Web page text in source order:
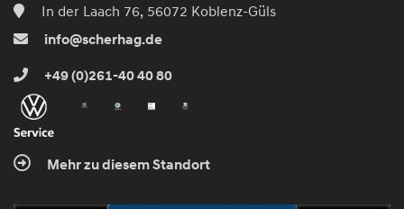
In der Laach 76, 56072 Koblenz-Güls
info@scherhag.de
+49 (0)261-40 40 80
Mehr zu diesem Standort